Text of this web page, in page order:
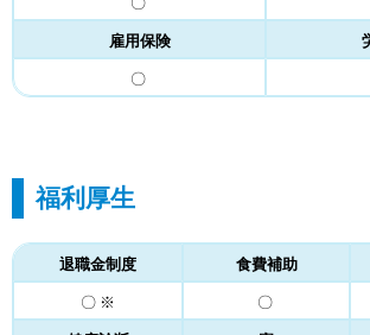
雇用保険
〇
福利厚生
退職金制度 食費補助
〇 ※ 〇